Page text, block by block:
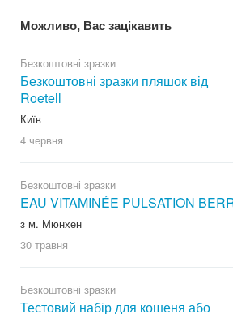
Можливо, Вас зацікавить
Безкоштовні зразки
Безкоштовні зразки пляшок від
Roetell
Київ
4 червня
Безкоштовні зразки
EAU VITAMINÉE PULSATION
з м. Мюнхен
30 травня
Безкоштовні зразки
Тестовий набір для кошеня або